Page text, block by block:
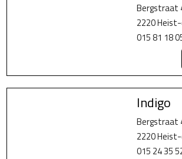
Bergstraat
2220
015 81 18
Indigo
Bergstraat
2220
015 24 35